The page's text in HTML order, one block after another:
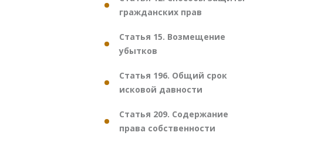
гражданских прав
Статья 15. Возмещение
убытков
Статья 196. Общий срок
исковой давности
Статья 209. Содержание
права собственности